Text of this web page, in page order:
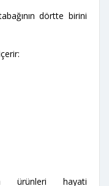
dörtte birini
ürünleri hayati